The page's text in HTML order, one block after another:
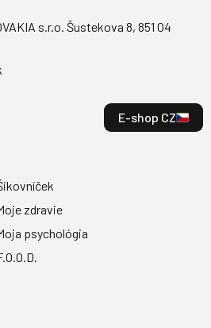
s.r.o. Šustekova 8, 851 04
E-shop CZ
zdravie
psychológia